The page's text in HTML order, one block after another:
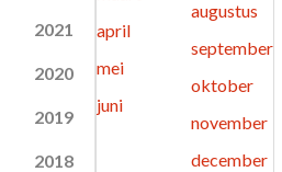
2021
2020
2019
2018
april
mei
juni
augustus
september
oktober
november
december